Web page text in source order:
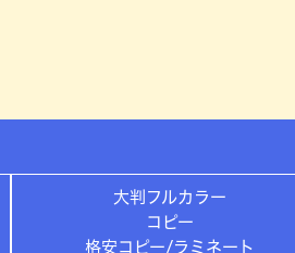
大判フルカラー
コピー
格安コピー/ラミネート